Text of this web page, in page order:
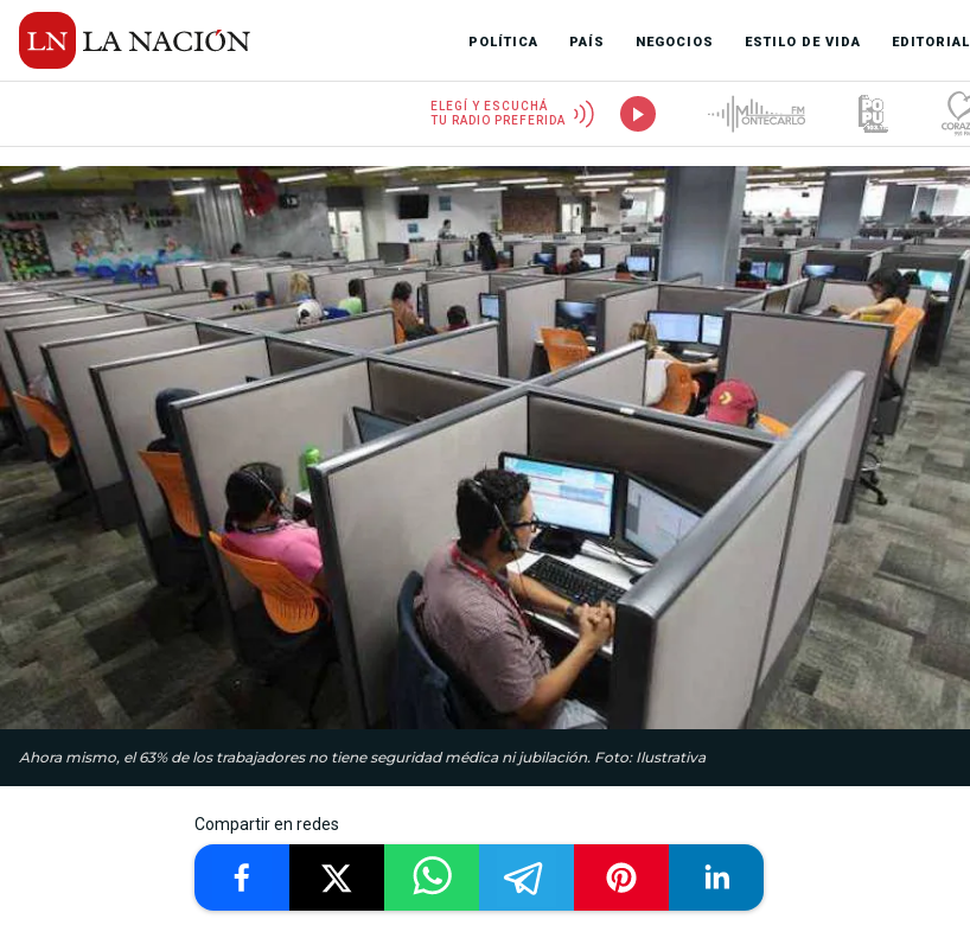
POLÍTICA PAÍS NEGOCIOS ESTILO DE VIDA EDITORIAL
ELEGÍ Y ESCUCHÁ
TU RADIO PREFERIDA
Ahora mismo, el 63% de los trabajadores no tiene seguridad médica ni jubilación. Foto: Ilustrativa
Compartir en redes